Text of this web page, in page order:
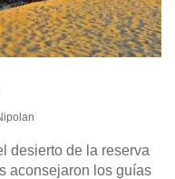
desierto de la reserva
aconsejaron los guías